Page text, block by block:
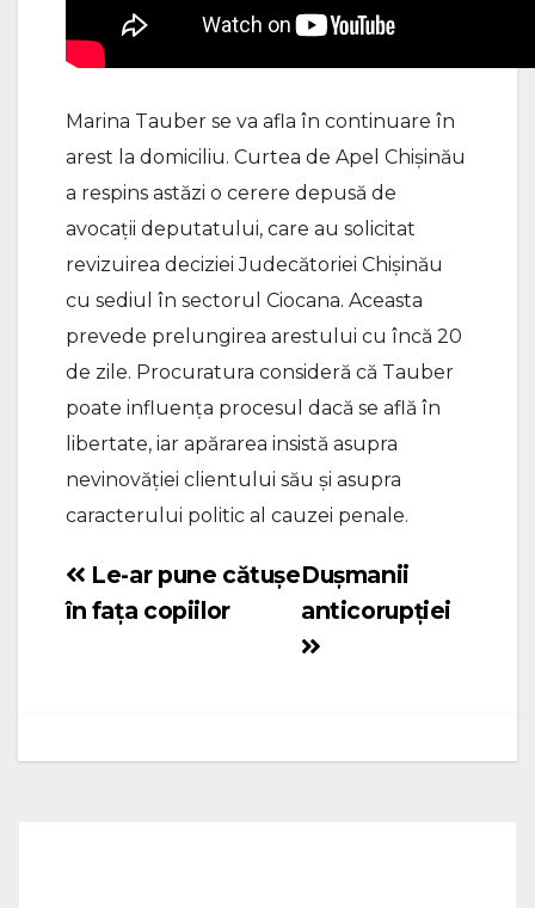
Marina Tauber se va afla în continuare în
arest la domiciliu. Curtea de Apel Chișinău
a respins astăzi o cerere depusă de
avocații deputatului, care au solicitat
revizuirea deciziei Judecătoriei Chișinău
cu sediul în sectorul Ciocana. Aceasta
prevede prelungirea arestului cu încă 20
de zile. Procuratura consideră că Tauber
poate influența procesul dacă se află în
libertate, iar apărarea insistă asupra
nevinovăției clientului său și asupra
caracterului politic al cauzei penale.
Navigare
în
Dușmanii
anticorupției
Le-ar pune cătușe
în fața copiilor